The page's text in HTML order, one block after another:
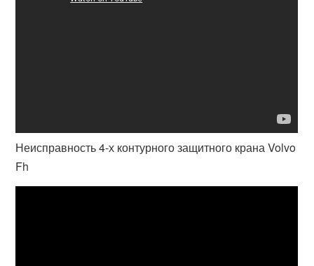
Неисправность 4-х контурного защитного крана Volvo
Fh